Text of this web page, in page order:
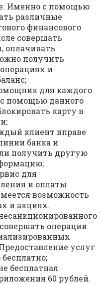
Именно с помощью
различные
финансового
совершать
оплачивать
получить
и
для каждого
с помощью данного
карту в
клиент вправе
банка и
получить другую
для
и оплаты
возможность
и акциях.
операции
услуг
бесплатная
60 рублей.